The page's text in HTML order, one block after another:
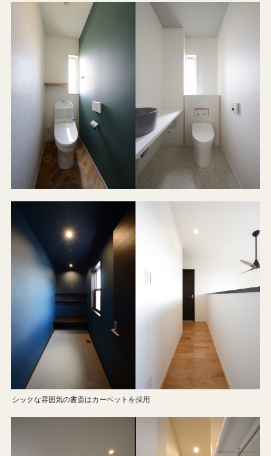
シックな雰囲気の書斎はカーペットを採用